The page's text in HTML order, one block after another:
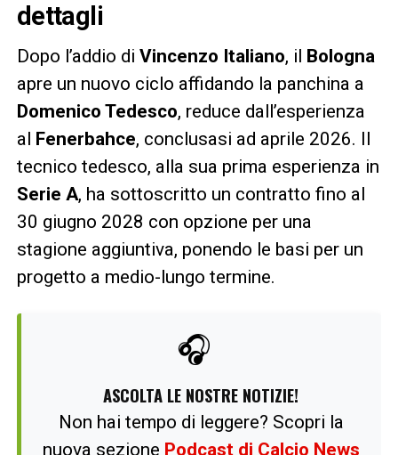
dettagli
Dopo l’addio di Vincenzo Italiano, il
Bologna
apre un nuovo ciclo affidando la panchina a
Domenico Tedesco, reduce dall’esperienza
al
Fenerbahce, conclusasi ad aprile 2026. Il
tecnico tedesco, alla sua prima esperienza in
Serie A, ha sottoscritto un contratto fino al
30 giugno 2028 con opzione per una
stagione aggiuntiva, ponendo le basi per un
progetto a medio-lungo termine.
🎧
ASCOLTA LE NOSTRE NOTIZIE!
Non hai tempo di leggere? Scopri la
nuova sezione Podcast di Calcio News